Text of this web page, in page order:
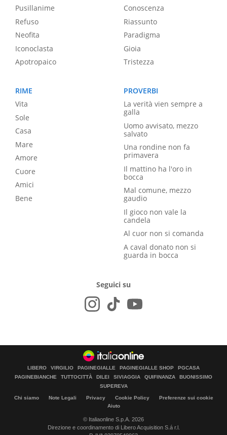
Pusillanime
Refuso
Neofita
Iconoclasta
Apotropaico
Conoscenza
Riassunto
Paradigma
Gioia
Tristezza
RIME
Vita
Sole
Casa
Mare
Amore
Cuore
Amici
Bene
PROVERBI
La verità vien sempre a
galla
Uomo avvisato, mezzo
salvato
Una rondine non fa
primavera
Il mattino ha l'oro in
bocca
Mal comune, mezzo
gaudio
Il gioco non vale la
candela
Al cuor non si comanda
A caval donato non si
guarda in bocca
Seguici su
LIBERO VIRGILIO PAGINEGIALLE PAGINEGIALLE SHOP
PGCASA
PAGINEBIANCHE
TUTTOCITTÀ DILEI SIVIAGGIA QUIFINANZA
BUONISSIMO
SUPEREVA
Chi siamo Note Legali Privacy Cookie Policy
Preferenze sui cookie
Aiuto
© Italiaonline S.p.A. 2026
Direzione e coordinamento di Libero Acquisition S.á r.l.